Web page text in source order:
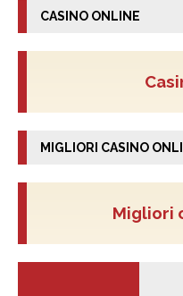
CASINO ONLINE
MIGLIORI CASINO
Migliori